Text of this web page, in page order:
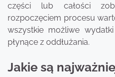
części lub całości
rozpoczęciem procesu
wszystkie możliwe
płynące z oddłużania.
Jakie są